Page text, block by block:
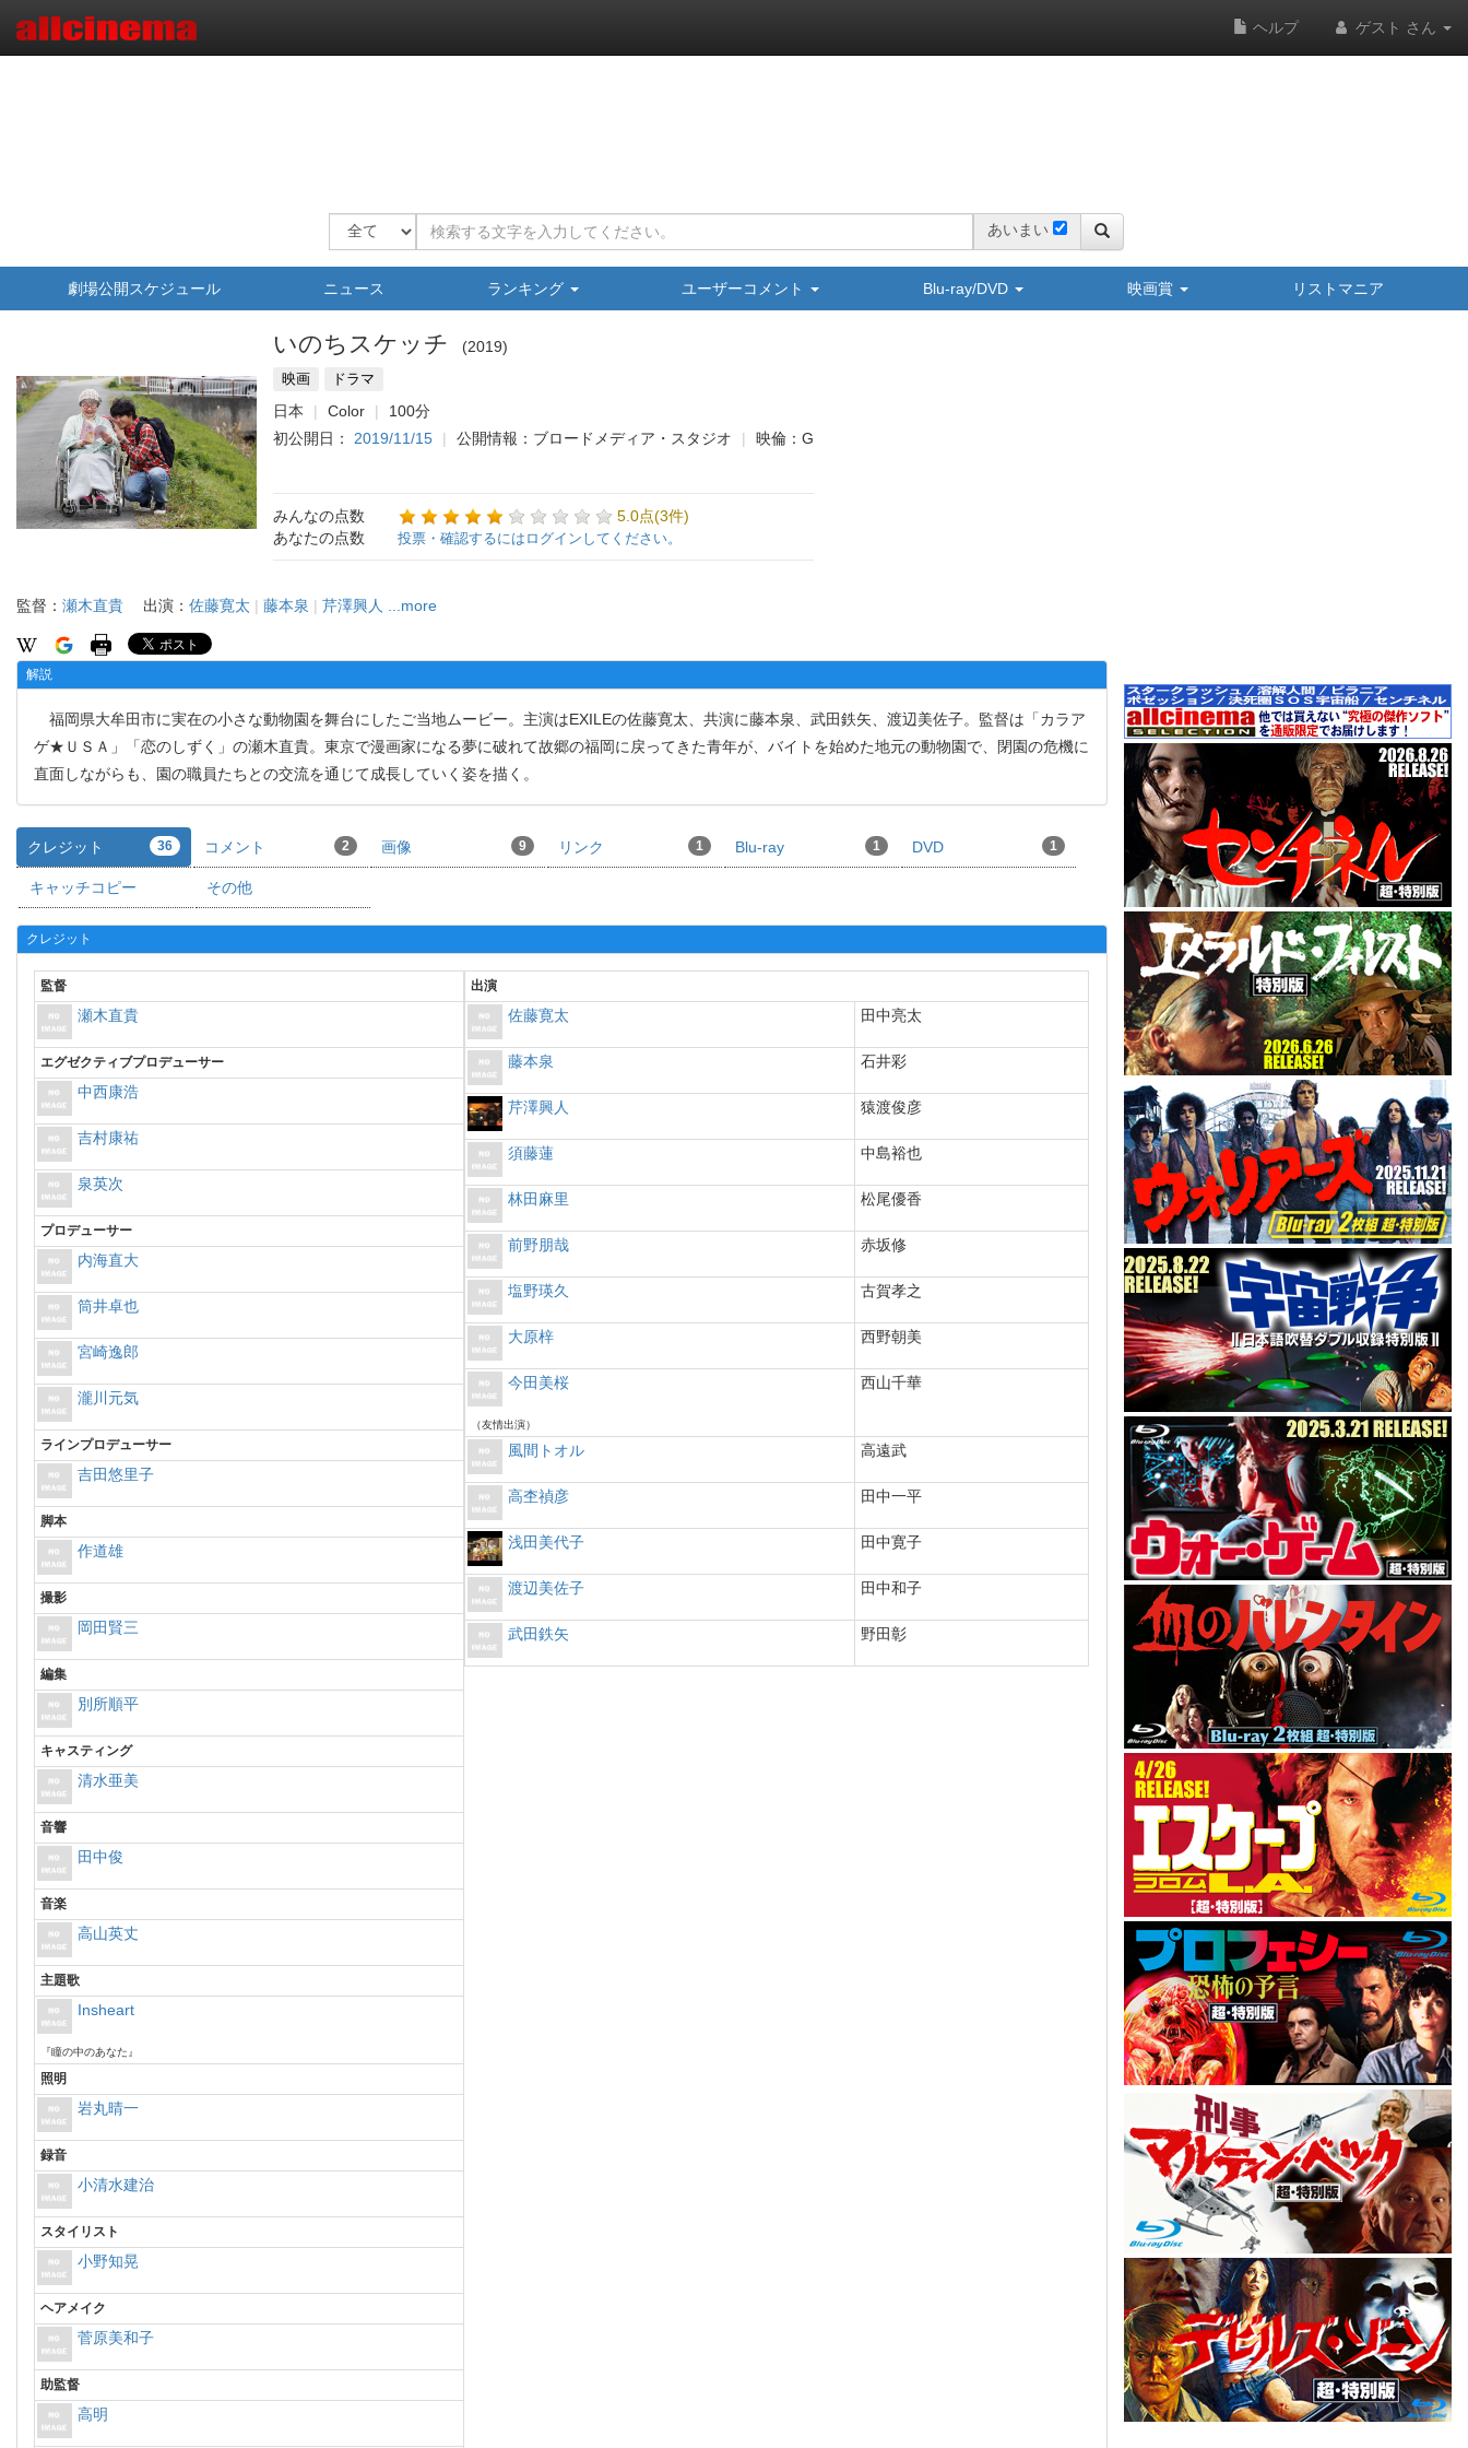
ヘルプ ゲスト さん
あいまい
劇場公開スケジュール ニュース ランキング ユーザーコメント Blu-ray/DVD 映画賞 リストマニア
いのちスケッチ 2019
映画 ドラマ
日本 Color
100分
初公開日： 2019/11/15 公開情報：ブロードメディア・スタジオ 映倫：G
みんなの点数
5.0点(3件)
あなたの点数
投票・確認するにはログインしてください。
監督： 瀬木直貴 出演： 佐藤寛太 | 藤本泉 | 芹澤興人 ...more
解説
福岡県大牟田市に実在の小さな動物園を舞台にしたご当地ムービー。主演はEXILEの佐藤寛太、共演に藤本泉、武田鉄矢、渡辺美佐子。監督は「カラア
ゲ★ＵＳＡ」「恋のしずく」の瀬木直貴。東京で漫画家になる夢に破れて故郷の福岡に戻ってきた青年が、バイトを始めた地元の動物園で、閉園の危機に
直面しながらも、園の職員たちとの交流を通じて成長していく姿を描く。
クレジット 36 コメント 2 画像 9 リンク 1 Blu-ray 1 DVD 1
キャッチコピー その他
クレジット
監督
瀬木直貴
エグゼクティブプロデューサー
中西康浩
吉村康祐
泉英次
プロデューサー
内海直大
筒井卓也
宮崎逸郎
瀧川元気
ラインプロデューサー
吉田悠里子
脚本
作道雄
撮影
岡田賢三
編集
別所順平
キャスティング
清水亜美
音響
田中俊
音楽
高山英丈
主題歌
Insheart
『瞳の中のあなた』
照明
岩丸晴一
録音
小清水建治
スタイリスト
小野知晃
ヘアメイク
菅原美和子
助監督
高明
出演
佐藤寛太 田中亮太
藤本泉 石井彩
芹澤興人 猿渡俊彦
須藤蓮 中島裕也
林田麻里 松尾優香
前野朋哉 赤坂修
塩野瑛久 古賀孝之
大原梓 西野朝美
今田美桜
（友情出演）
西山千華
風間トオル 高遠武
高杢禎彦 田中一平
浅田美代子 田中寛子
渡辺美佐子 田中和子
武田鉄矢 野田彰